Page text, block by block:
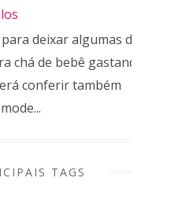
deixar algumas dicas
chá de bebê gastando
conferir também
TAGS